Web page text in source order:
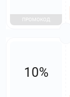
ПРОМОКОД
10%